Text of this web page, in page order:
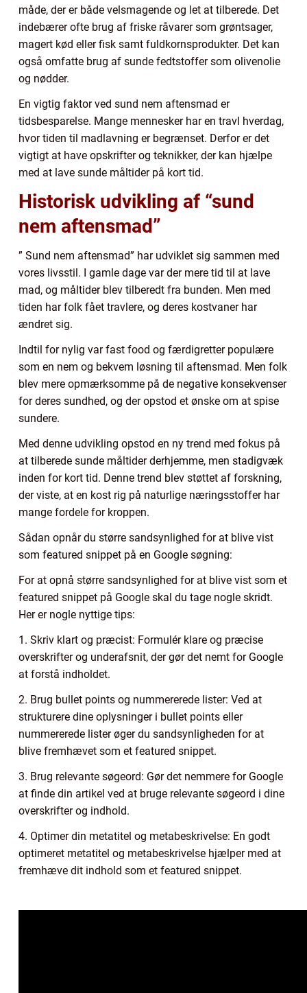
måde, der er både velsmagende og let at tilberede. Det
indebærer ofte brug af friske råvarer som grøntsager,
magert kød eller fisk samt fuldkornsprodukter. Det kan
også omfatte brug af sunde fedtstoffer som olivenolie
og nødder.
En vigtig faktor ved sund nem aftensmad er
tidsbesparelse. Mange mennesker har en travl hverdag,
hvor tiden til madlavning er begrænset. Derfor er det
vigtigt at have opskrifter og teknikker, der kan hjælpe
med at lave sunde måltider på kort tid.
Historisk udvikling af “sund
nem aftensmad”
” Sund nem aftensmad” har udviklet sig sammen med
vores livsstil. I gamle dage var der mere tid til at lave
mad, og måltider blev tilberedt fra bunden. Men med
tiden har folk fået travlere, og deres kostvaner har
ændret sig.
Indtil for nylig var fast food og færdigretter populære
som en nem og bekvem løsning til aftensmad. Men folk
blev mere opmærksomme på de negative konsekvenser
for deres sundhed, og der opstod et ønske om at spise
sundere.
Med denne udvikling opstod en ny trend med fokus på
at tilberede sunde måltider derhjemme, men stadigvæk
inden for kort tid. Denne trend blev støttet af forskning,
der viste, at en kost rig på naturlige næringsstoffer har
mange fordele for kroppen.
Sådan opnår du større sandsynlighed for at blive vist
som featured snippet på en Google søgning:
For at opnå større sandsynlighed for at blive vist som et
featured snippet på Google skal du tage nogle skridt.
Her er nogle nyttige tips:
1. Skriv klart og præcist: Formulér klare og præcise
overskrifter og underafsnit, der gør det nemt for Google
at forstå indholdet.
2. Brug bullet points og nummererede lister: Ved at
strukturere dine oplysninger i bullet points eller
nummererede lister øger du sandsynligheden for at
blive fremhævet som et featured snippet.
3. Brug relevante søgeord: Gør det nemmere for Google
at finde din artikel ved at bruge relevante søgeord i dine
overskrifter og indhold.
4. Optimer din metatitel og metabeskrivelse: En godt
optimeret metatitel og metabeskrivelse hjælper med at
fremhæve dit indhold som et featured snippet.